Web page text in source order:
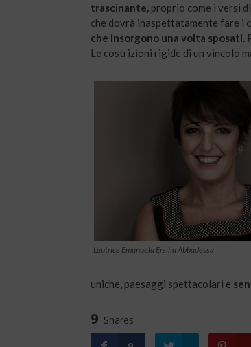
trascinante, proprio come i versi
che dovrà inaspettatamente fare i
che insorgono una volta sposati.
Le costrizioni rigide di un vincolo
L’autrice Emanuela Ersilia Abbadessa
uniche, paesaggi spettacolari e
9 Shares